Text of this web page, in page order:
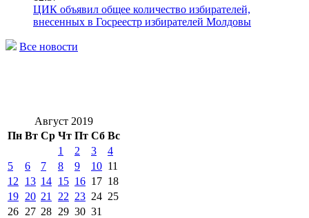
ЦИК объявил общее количество избирателей,
внесенных в Госреестр избирателей Молдовы
Все новости
Август 2019
Пн Вт Ср Чт Пт Сб Вс
1 2 3
4
5
6 7 8 9 10 11
12
13 14 15 16 17 18
19 20 21 22 23 24 25
26 27 28 29 30 31